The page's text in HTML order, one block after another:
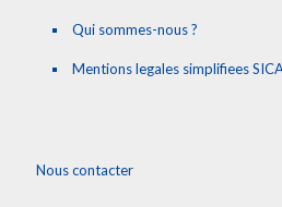
Qui sommes-nous ?
Mentions legales simplifiees
Nous contacter